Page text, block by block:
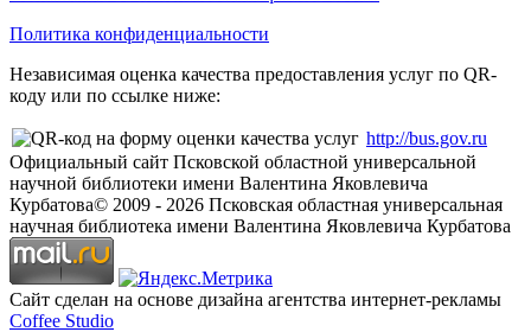
Политика конфиденциальности
Независимая оценка качества предоставления услуг по QR-
коду или по ссылке ниже:
http://bus.gov.ru
Официальный сайт Псковской областной универсальной
научной библиотеки имени Валентина Яковлевича
Курбатова© 2009 - 2026 Псковская областная универсальная
научная библиотека имени Валентина Яковлевича Курбатова
Сайт сделан на основе дизайна агентства интернет-рекламы
Coffee Studio